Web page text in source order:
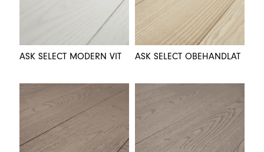
ASK SELECT MODERN VIT ASK SELECT OBEHANDLAT